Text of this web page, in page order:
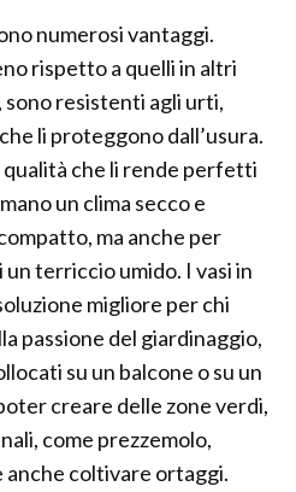
numerosi vantaggi.
rispetto a quelli in altri
sono resistenti agli urti,
li proteggono dall’usura.
che li rende perfetti
un clima secco e
ma anche per
terriccio umido. I vasi in
migliore per chi
passione del giardinaggio,
su un balcone o su un
creare delle zone verdi,
come prezzemolo,
anche coltivare ortaggi.